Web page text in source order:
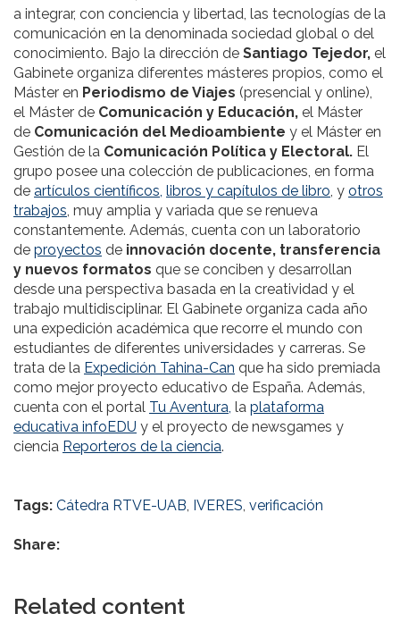
a integrar, con conciencia y libertad, las tecnologías de la
comunicación en la denominada sociedad global o del
conocimiento. Bajo la dirección de Santiago Tejedor, el
Gabinete organiza diferentes másteres propios, como el
Máster en Periodismo de Viajes (presencial y online),
el Máster de Comunicación y Educación, el Máster
de Comunicación del Medioambiente y el Máster en
Gestión de la Comunicación Política y Electoral. El
grupo posee una colección de publicaciones, en forma
de artículos científicos, libros y capítulos de libro, y otros
trabajos, muy amplia y variada que se renueva
constantemente. Además, cuenta con un laboratorio
de proyectos de innovación docente, transferencia
y nuevos formatos que se conciben y desarrollan
desde una perspectiva basada en la creatividad y el
trabajo multidisciplinar. El Gabinete organiza cada año
una expedición académica que recorre el mundo con
estudiantes de diferentes universidades y carreras. Se
trata de la Expedición Tahina-Can que ha sido premiada
como mejor proyecto educativo de España. Además,
cuenta con el portal Tu Aventura, la plataforma
educativa infoEDU y el proyecto de newsgames y
ciencia Reporteros de la ciencia.
Tags: Cátedra RTVE-UAB, IVERES, verificación
Share:
Related content